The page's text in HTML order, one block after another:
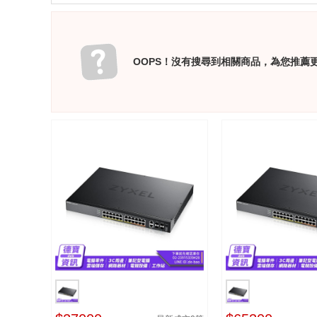
OOPS！沒有搜尋到相關商品，為您推薦